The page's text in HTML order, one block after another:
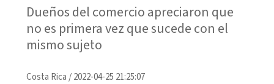
Dueños del comercio apreciaron que
no es primera vez que sucede con el
mismo sujeto
Costa Rica /2022-04-25 21:25:07